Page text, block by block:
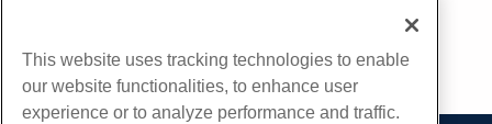
cópia de URL
This website uses tracking technologies to enable
our website functionalities, to enhance user
experience or to analyze performance and traffic.